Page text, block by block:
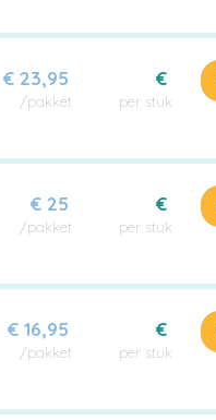
€ 23,95
/pakket
€
per stuk
€ 25
/pakket
€
per stuk
€ 16,95
/pakket
€
per stuk